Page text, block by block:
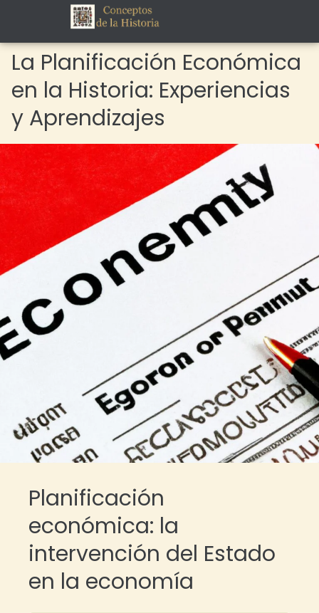
La Planificación Económica
en la Historia: Experiencias
y Aprendizajes
Planificación
económica: la
intervención del Estado
en la economía